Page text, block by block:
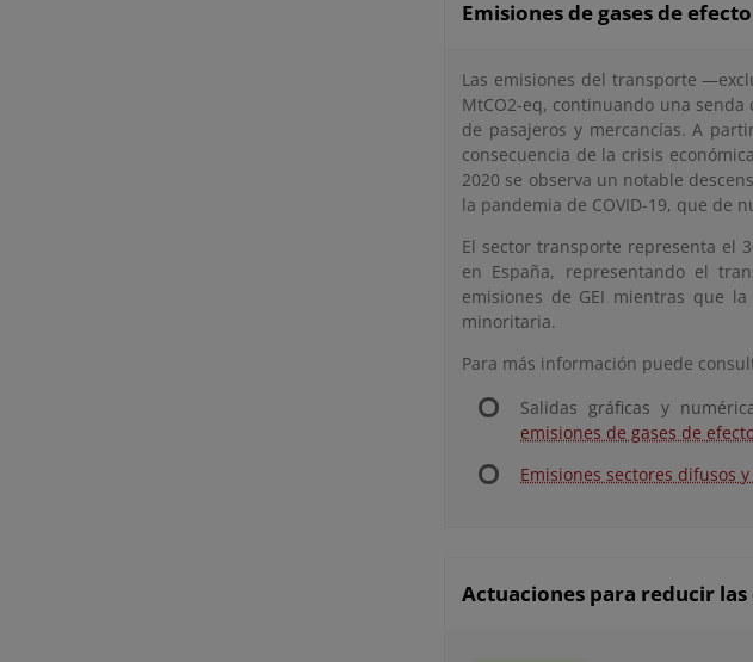
Emisiones de gases de
Las emisiones del transporte
MtCO2-eq, continuando una
de pasajeros y mercancías. A
consecuencia de la crisis
2020 se observa un notable
la pandemia de COVID-19, que de
El sector transporte representa el
en España, representando el
emisiones de GEI mientras que
minoritaria.
Para más información puede
Salidas gráficas y
emisiones de gases de
Emisiones sectores difusos
Actuaciones para reducir